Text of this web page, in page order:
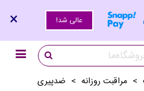
عالی شد! ×
> مراقبت روزانه > ضدپیری